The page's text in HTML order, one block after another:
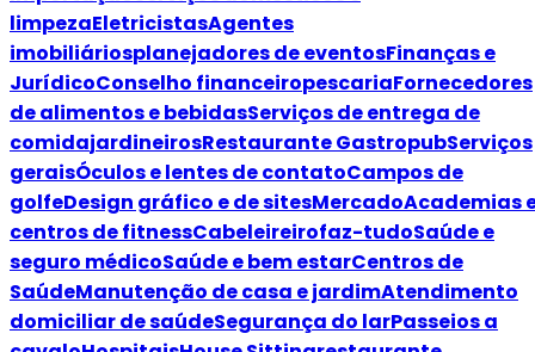
limpezaEletricistasAgentes
imobiliáriosplanejadores de eventosFinanças e
JurídicoConselho financeiropescariaFornecedores
de alimentos e bebidasServiços de entrega de
comidajardineirosRestaurante GastropubServiços
geraisÓculos e lentes de contatoCampos de
golfeDesign gráfico e de sitesMercadoAcademias
centros de fitnessCabeleireirofaz-tudoSaúde e
seguro médicoSaúde e bem estarCentros de
SaúdeManutenção de casa e jardimAtendimento
domiciliar de saúdeSegurança do larPasseios a